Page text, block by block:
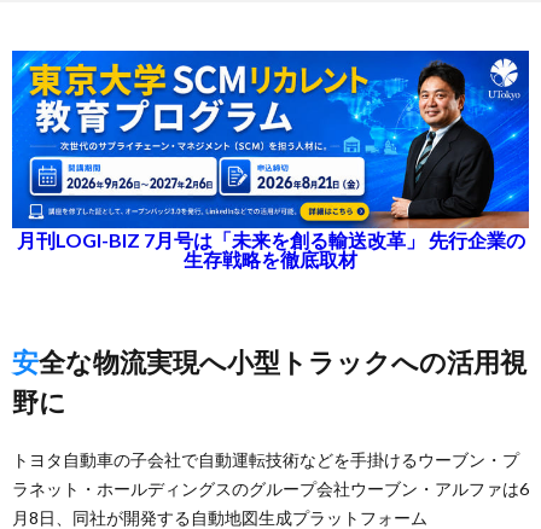
月刊LOGI-BIZ 7月号は「未来を創る輸送改革」 先行企業の
生存戦略を徹底取材
安全な物流実現へ小型トラックへの活用視
野に
トヨタ自動車の子会社で自動運転技術などを手掛けるウーブン・プ
ラネット・ホールディングスのグループ会社ウーブン・アルファは6
月8日、同社が開発する自動地図生成プラットフォーム